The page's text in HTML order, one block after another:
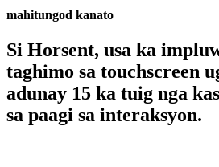
mahitungod kanato
Si Horsent, usa ka
taghimo sa touchscreen
adunay 15 ka tuig nga
sa paagi sa interaksyon.